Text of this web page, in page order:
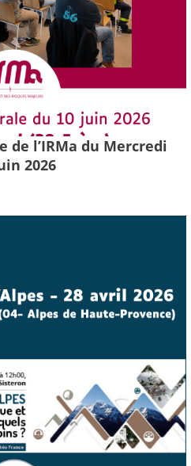
de l’IRMa du Mercredi
2026